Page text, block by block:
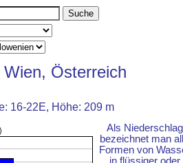
Wien, Österreich
16-22E, Höhe: 209 m
Als Niederschlag
bezeichnet man
Formen von